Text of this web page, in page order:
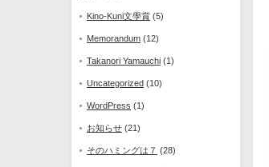
Kino-Kuni文學賞 (5)
Memorandum (12)
Takanori Yamauchi (1)
Uncategorized (10)
WordPress (1)
お知らせ (21)
そのハミングは７ (28)